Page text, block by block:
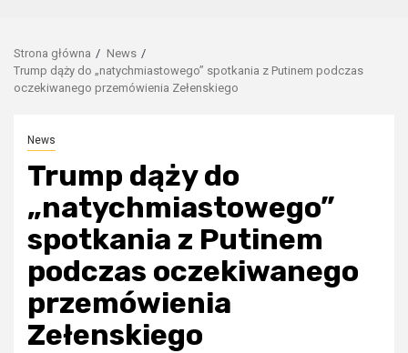
Strona główna
News
Trump dąży do „natychmiastowego” spotkania z Putinem podczas
oczekiwanego przemówienia Zełenskiego
News
Trump dąży do
„natychmiastowego”
spotkania z Putinem
podczas oczekiwanego
przemówienia
Zełenskiego